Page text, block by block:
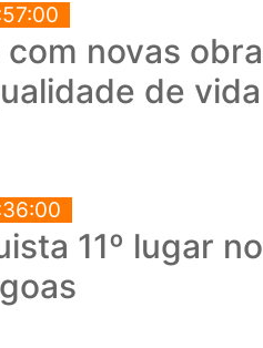
novas
de
11º lugar